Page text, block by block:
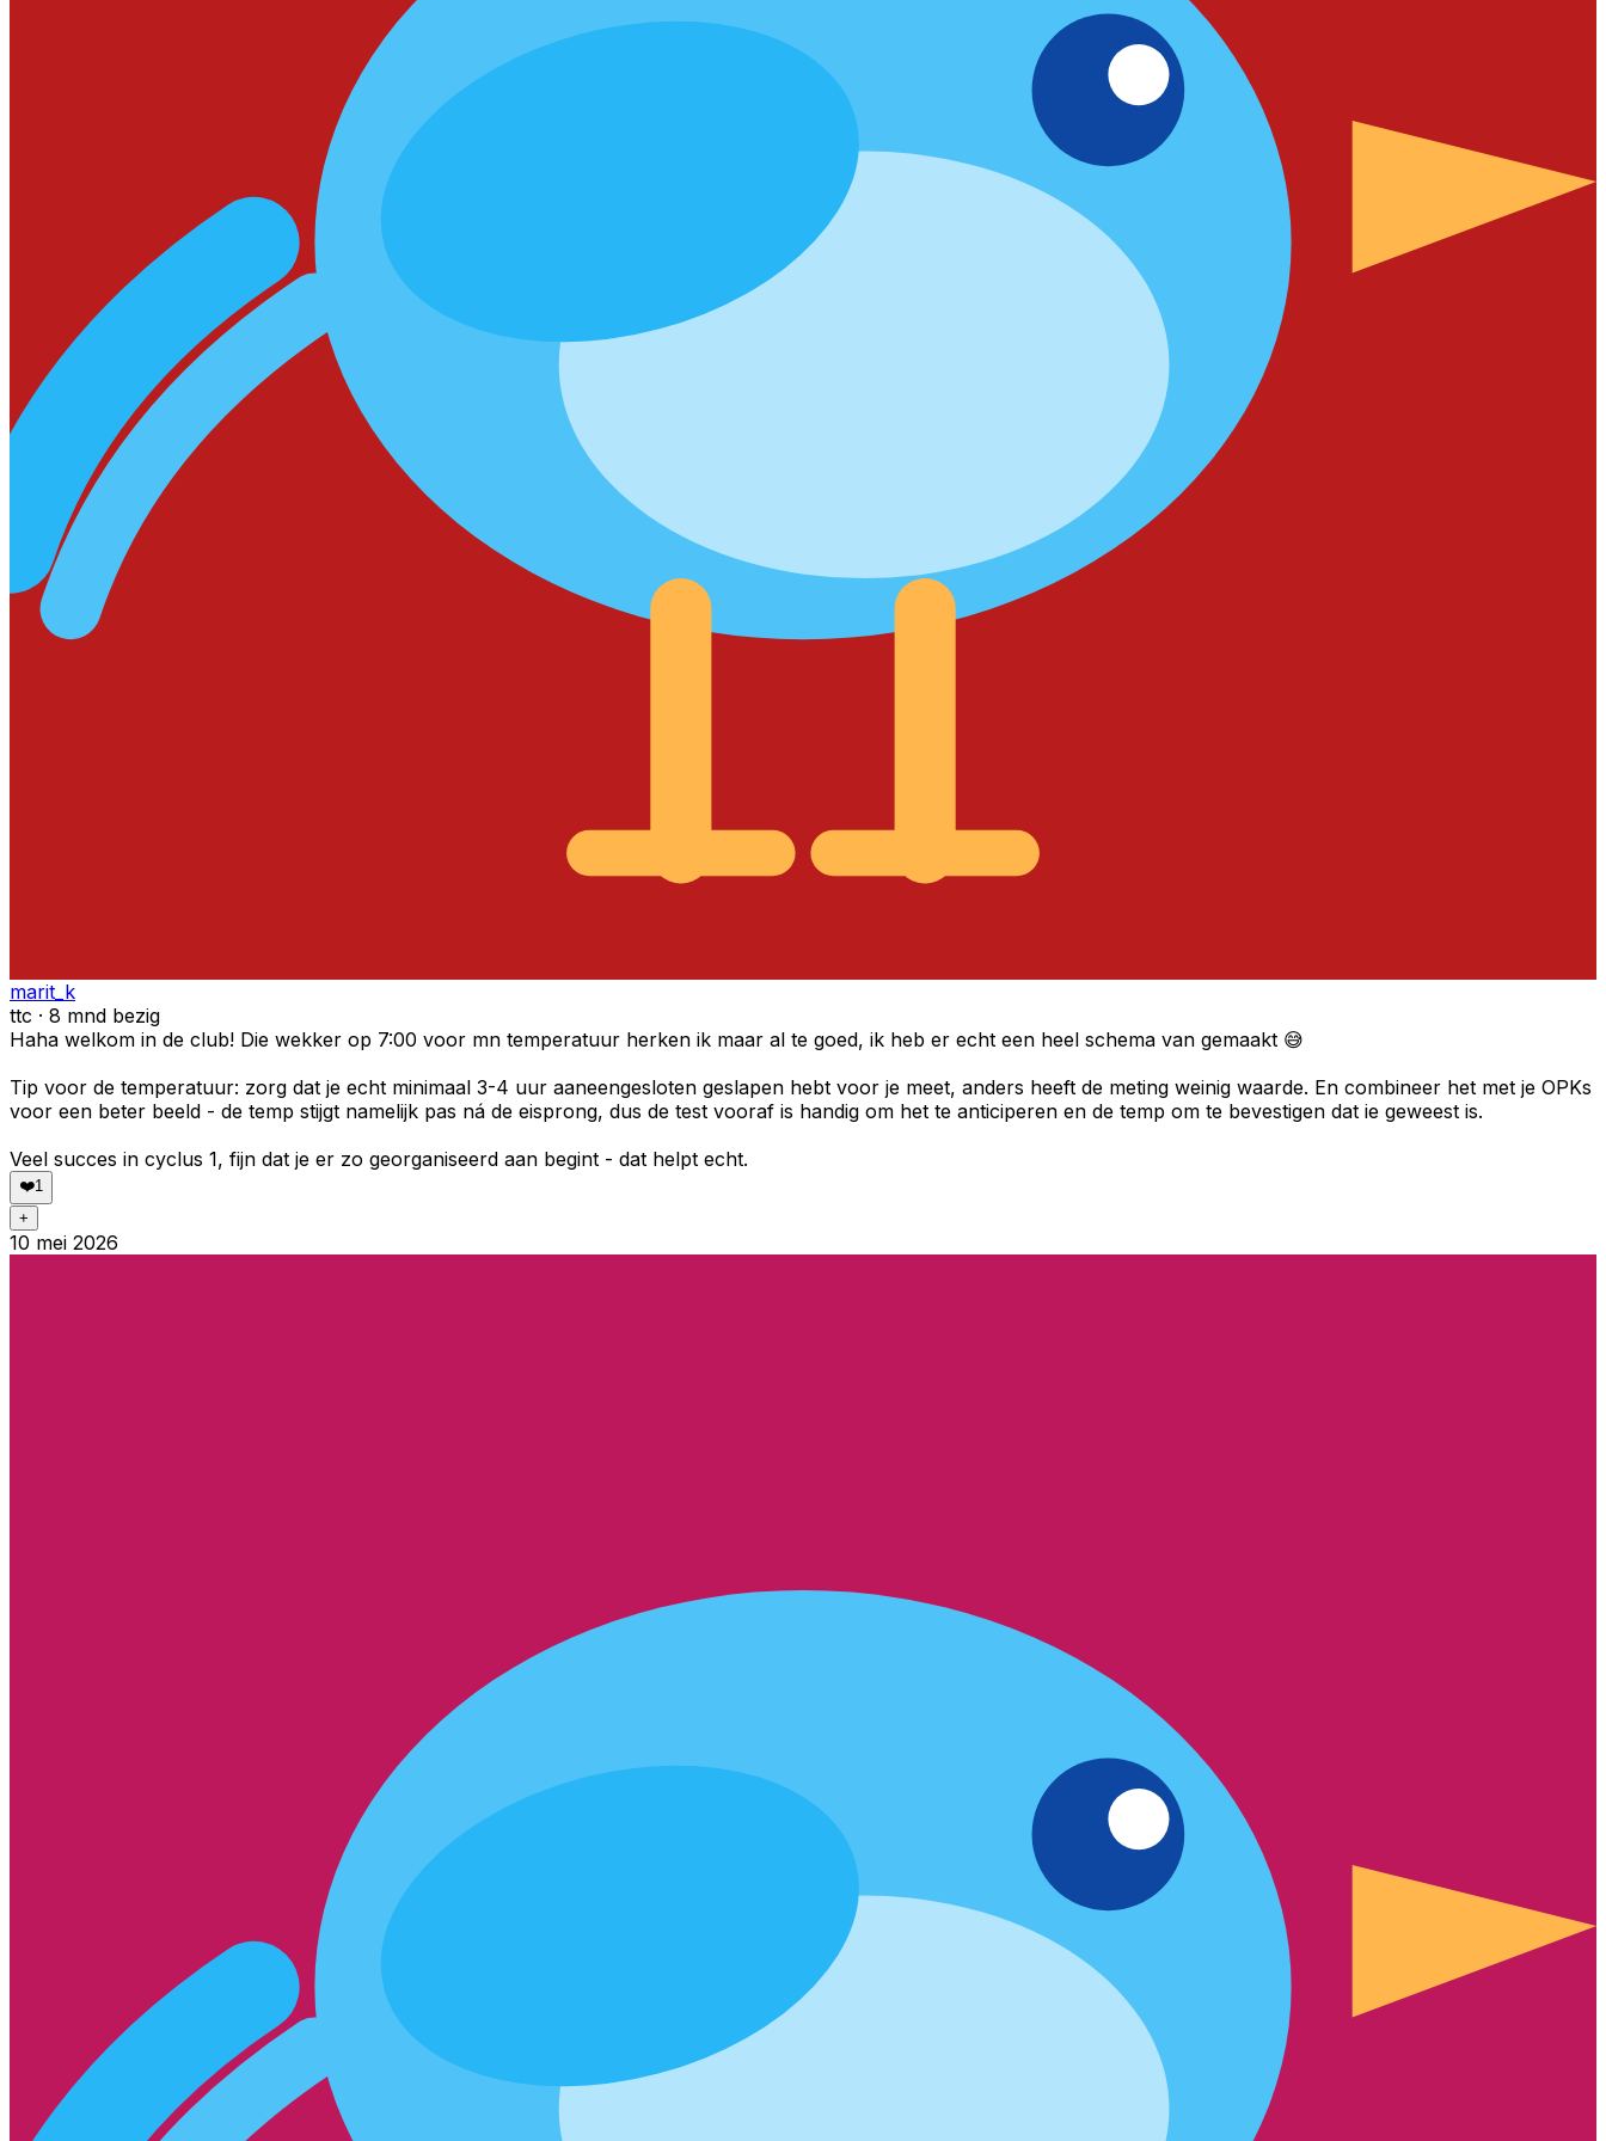
marit_k
ttc · 8 mnd bezig
Haha welkom in de club! Die wekker op 7:00 voor mn temperatuur herken ik maar al te goed, ik heb er echt een heel schema van gemaakt 😅
Tip voor de temperatuur: zorg dat je echt minimaal 3-4 uur aaneengesloten geslapen hebt voor je meet, anders heeft de meting weinig waarde. En combineer het met je OPKs
voor een beter beeld - de temp stijgt namelijk pas ná de eisprong, dus de test vooraf is handig om het te anticiperen en de temp om te bevestigen dat ie geweest is.
Veel succes in cyclus 1, fijn dat je er zo georganiseerd aan begint - dat helpt echt.
❤️1
+
10 mei 2026